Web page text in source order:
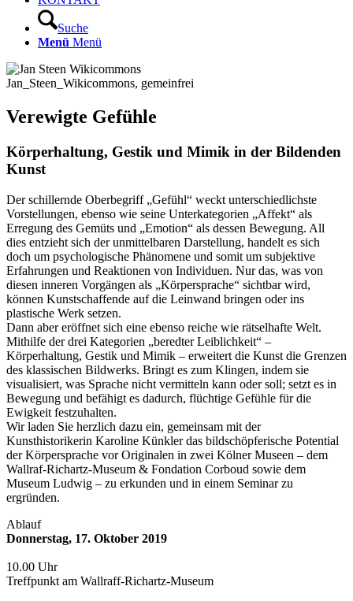
Suche
Menü Menü
Jan_Steen_Wikicommons, gemeinfrei
Verewigte Gefühle
Körperhaltung, Gestik und Mimik in der Bildenden
Kunst
Der schillernde Oberbegriff „Gefühl“ weckt unterschiedlichste
Vorstellungen, ebenso wie seine Unterkategorien „Affekt“ als
Erregung des Gemüts und „Emotion“ als dessen Bewegung. All
dies entzieht sich der unmittelbaren Darstellung, handelt es sich
doch um psychologische Phänomene und somit um subjektive
Erfahrungen und Reaktionen von Individuen. Nur das, was von
diesen inneren Vorgängen als „Körpersprache“ sichtbar wird,
können Kunstschaffende auf die Leinwand bringen oder ins
plastische Werk setzen.
Dann aber eröffnet sich eine ebenso reiche wie rätselhafte Welt.
Mithilfe der drei Kategorien „beredter Leiblichkeit“ –
Körperhaltung, Gestik und Mimik – erweitert die Kunst die Grenzen
des klassischen Bildwerks. Bringt es zum Klingen, indem sie
visualisiert, was Sprache nicht vermitteln kann oder soll; setzt es in
Bewegung und befähigt es dadurch, flüchtige Gefühle für die
Ewigkeit festzuhalten.
Wir laden Sie herzlich dazu ein, gemeinsam mit der
Kunsthistorikerin Karoline Künkler das bildschöpferische Potential
der Körpersprache vor Originalen in zwei Kölner Museen – dem
Wallraf-Richartz-Museum & Fondation Corboud sowie dem
Museum Ludwig – zu erkunden und in einem Seminar zu
ergründen.
Ablauf
Donnerstag, 17. Oktober 2019
10.00 Uhr
Treffpunkt am Wallraff-Richartz-Museum